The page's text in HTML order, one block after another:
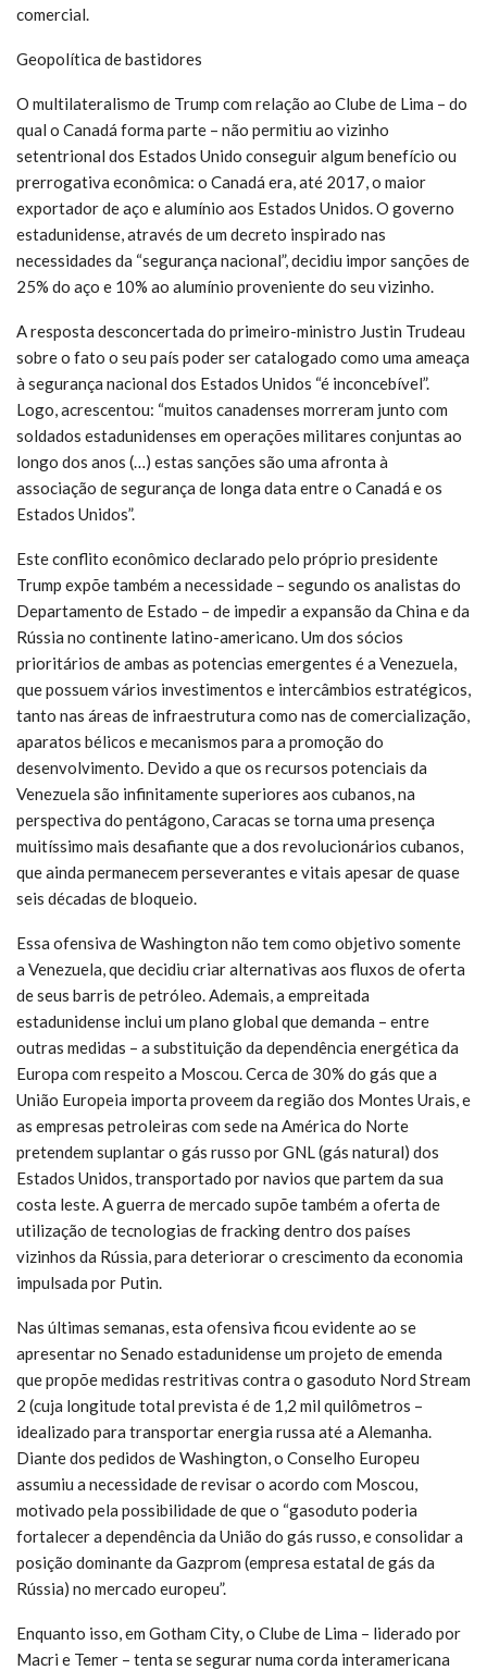
comercial.
Geopolítica de bastidores
O multilateralismo de Trump com relação ao Clube de Lima – do
qual o Canadá forma parte – não permitiu ao vizinho
setentrional dos Estados Unido conseguir algum benefício ou
prerrogativa econômica: o Canadá era, até 2017, o maior
exportador de aço e alumínio aos Estados Unidos. O governo
estadunidense, através de um decreto inspirado nas
necessidades da “segurança nacional”, decidiu impor sanções de
25% do aço e 10% ao alumínio proveniente do seu vizinho.
A resposta desconcertada do primeiro-ministro Justin Trudeau
sobre o fato o seu país poder ser catalogado como uma ameaça
à segurança nacional dos Estados Unidos “é inconcebível”.
Logo, acrescentou: “muitos canadenses morreram junto com
soldados estadunidenses em operações militares conjuntas ao
longo dos anos (…) estas sanções são uma afronta à
associação de segurança de longa data entre o Canadá e os
Estados Unidos”.
Este conflito econômico declarado pelo próprio presidente
Trump expõe também a necessidade – segundo os analistas do
Departamento de Estado – de impedir a expansão da China e da
Rússia no continente latino-americano. Um dos sócios
prioritários de ambas as potencias emergentes é a Venezuela,
que possuem vários investimentos e intercâmbios estratégicos,
tanto nas áreas de infraestrutura como nas de comercialização,
aparatos bélicos e mecanismos para a promoção do
desenvolvimento. Devido a que os recursos potenciais da
Venezuela são infinitamente superiores aos cubanos, na
perspectiva do pentágono, Caracas se torna uma presença
muitíssimo mais desafiante que a dos revolucionários cubanos,
que ainda permanecem perseverantes e vitais apesar de quase
seis décadas de bloqueio.
Essa ofensiva de Washington não tem como objetivo somente
a Venezuela, que decidiu criar alternativas aos fluxos de oferta
de seus barris de petróleo. Ademais, a empreitada
estadunidense inclui um plano global que demanda – entre
outras medidas – a substituição da dependência energética da
Europa com respeito a Moscou. Cerca de 30% do gás que a
União Europeia importa proveem da região dos Montes Urais, e
as empresas petroleiras com sede na América do Norte
pretendem suplantar o gás russo por GNL (gás natural) dos
Estados Unidos, transportado por navios que partem da sua
costa leste. A guerra de mercado supõe também a oferta de
utilização de tecnologias de fracking dentro dos países
vizinhos da Rússia, para deteriorar o crescimento da economia
impulsada por Putin.
Nas últimas semanas, esta ofensiva ficou evidente ao se
apresentar no Senado estadunidense um projeto de emenda
que propõe medidas restritivas contra o gasoduto Nord Stream
2 (cuja longitude total prevista é de 1,2 mil quilômetros –
idealizado para transportar energia russa até a Alemanha.
Diante dos pedidos de Washington, o Conselho Europeu
assumiu a necessidade de revisar o acordo com Moscou,
motivado pela possibilidade de que o “gasoduto poderia
fortalecer a dependência da União do gás russo, e consolidar a
posição dominante da Gazprom (empresa estatal de gás da
Rússia) no mercado europeu”.
Enquanto isso, em Gotham City, o Clube de Lima – liderado por
Macri e Temer – tenta se segurar numa corda interamericana